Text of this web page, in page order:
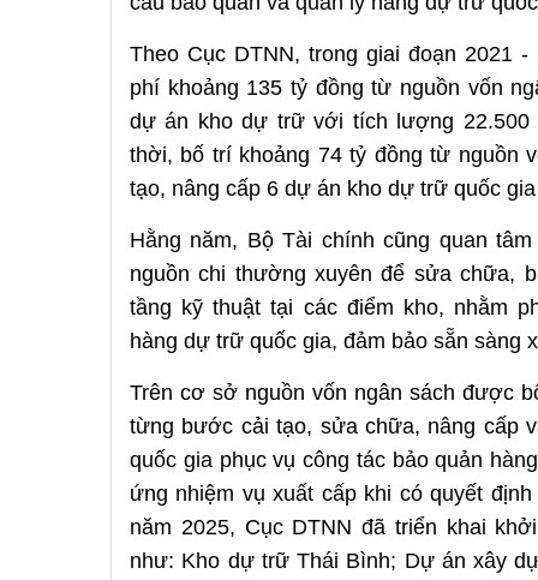
Theo Cục DTNN, trong giai đoạn 2021
phí khoảng 135 tỷ đồng từ nguồn vốn
dự án kho dự trữ với tích lượng 22.500
thời, bố trí khoảng 74 tỷ đồng từ nguồn
tạo, nâng cấp 6 dự án kho dự trữ quốc
Hằng năm, Bộ Tài chính cũng quan
nguồn chi thường xuyên để sửa chữa,
tầng kỹ thuật tại các điểm kho, nhằm
hàng dự trữ quốc gia, đảm bảo sẵn sàng
Trên cơ sở nguồn vốn ngân sách được
từng bước cải tạo, sửa chữa, nâng cấp
quốc gia phục vụ công tác bảo quản
ứng nhiệm vụ xuất cấp khi có quyết
năm 2025, Cục DTNN đã triển khai
như: Kho dự trữ Thái Bình; Dự án xây